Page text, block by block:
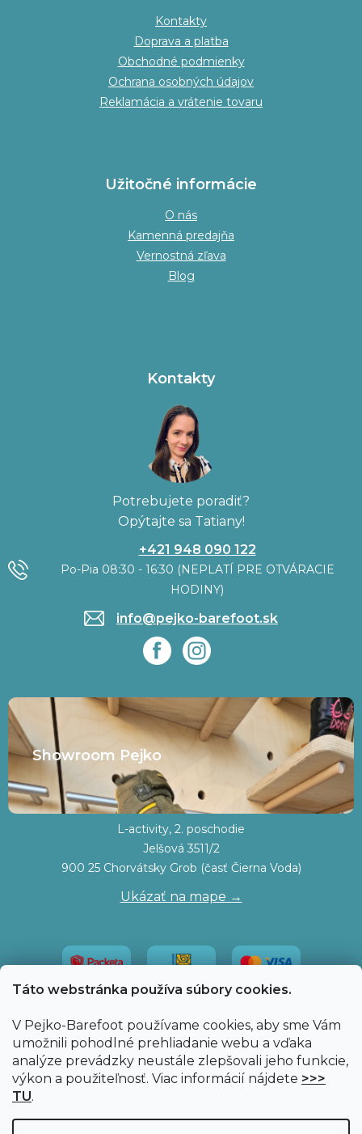
Táto webstránka používa súbory cookies.
V Pejko-Barefoot používame cookies, aby sme Vám
umožnili pohodlné prehliadanie webu a vďaka
analýze prevádzky neustále zlepšovali jeho funkcie,
výkon a použiteľnosť. Viac informácií nájdete >>>
TU.
Kontakty
Doprava a platba
Obchodné podmienky
Ochrana osobných údajov
Reklamácia a vrátenie tovaru
Užitočné informácie
O nás
Kamenná predajňa
Vernostná zľava
Blog
Kontakty
Potrebujete poradiť?
Opýtajte sa Tatiany!
+421 948 090 122
Po-Pia 08:30 - 16:30 (NEPLATÍ PRE OTVÁRACIE
HODINY)
info@pejko-barefoot.sk
Showroom Pejko
L-activity, 2. poschodie
Jelšová 3511/2
900 25 Chorvátsky Grob (časť Čierna Voda)
Ukázať na mape →